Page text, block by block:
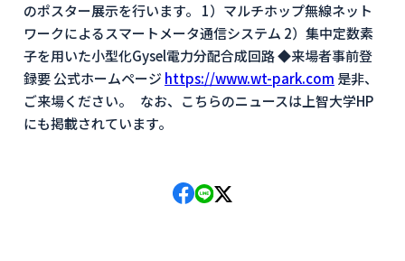
のポスター展示を行います。 1）マルチホップ無線ネット
ワークによるスマートメータ通信システム 2）集中定数素
子を用いた小型化Gysel電力分配合成回路 ◆来場者事前登
録要 公式ホームページ https://www.wt-park.com 是非、
ご来場ください。 なお、こちらのニュースは上智大学HP
にも掲載されています。